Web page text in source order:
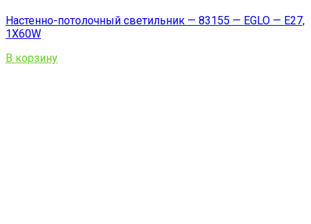
Настенно-потолочный светильник — 83155 — EGLO — E27,
1X60W
В корзину